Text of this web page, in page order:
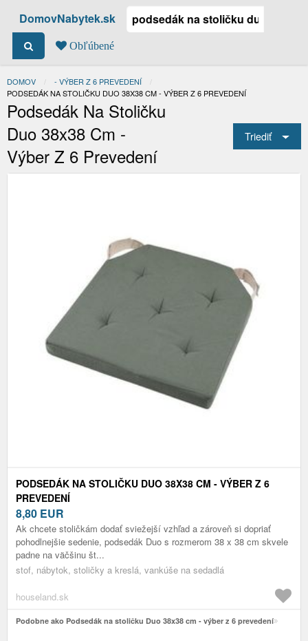
DomovNabytek.sk
Obľúbené
DOMOV
- VÝBER Z 6 PREVEDENÍ
ACTUAL:
PODSEDÁK NA STOLIČKU DUO 38X38 CM - VÝBER Z 6 PREVEDENÍ
Podsedák Na Stoličku
Duo 38x38 Cm -
Výber Z 6 Prevedení
Triediť
PODSEDÁK NA STOLIČKU DUO 38X38 CM - VÝBER Z 6
PREVEDENÍ
8,80 EUR
Ak chcete stoličkám dodať sviežejší vzhľad a zároveň si dopriať
pohodlnejšie sedenie, podsedák Duo s rozmerom 38 x 38 cm skvele
padne na väčšinu št...
stof, nábytok, stoličky a kreslá, vankúše na sedadlá
houseland.sk
Podobne ako Podsedák na stoličku Duo 38x38 cm - výber z 6 prevedení